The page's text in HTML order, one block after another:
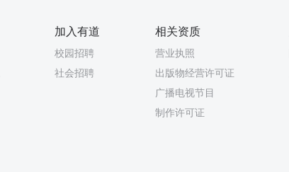
加入有道
校园招聘
社会招聘
相关资质
营业执照
出版物经营许可证
广播电视节目
制作许可证